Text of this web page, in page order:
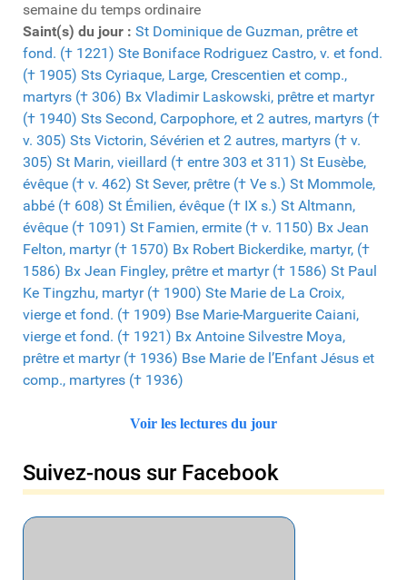
semaine du temps ordinaire
Saint(s) du jour : St Dominique de Guzman, prêtre et
fond. († 1221) Ste Boniface Rodriguez Castro, v. et fond.
(† 1905) Sts Cyriaque, Large, Crescentien et comp.,
martyrs († 306) Bx Vladimir Laskowski, prêtre et martyr
(† 1940) Sts Second, Carpophore, et 2 autres, martyrs (†
v. 305) Sts Victorin, Sévérien et 2 autres, martyrs († v.
305) St Marin, vieillard († entre 303 et 311) St Eusèbe,
évêque († v. 462) St Sever, prêtre († Ve s.) St Mommole,
abbé († 608) St Émilien, évêque († IX s.) St Altmann,
évêque († 1091) St Famien, ermite († v. 1150) Bx Jean
Felton, martyr († 1570) Bx Robert Bickerdike, martyr, (†
1586) Bx Jean Fingley, prêtre et martyr († 1586) St Paul
Ke Tingzhu, martyr († 1900) Ste Marie de La Croix,
vierge et fond. († 1909) Bse Marie-Marguerite Caiani,
vierge et fond. († 1921) Bx Antoine Silvestre Moya,
prêtre et martyr († 1936) Bse Marie de l’Enfant Jésus et
comp., martyres († 1936)
Voir les lectures du jour
Suivez-nous sur Facebook